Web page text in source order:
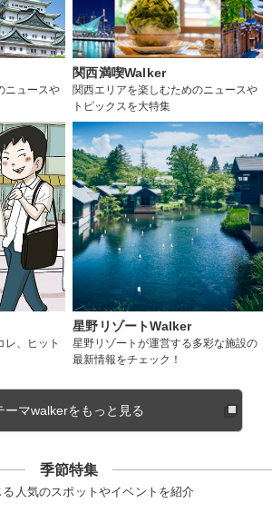
ニュースや
関西満喫Walker
関西エリアを楽しむためのニュースや
トピックスを大特集
レ、ヒット
星野リゾートWalker
星野リゾートが運営する多彩な施設の
最新情報をチェック！
ーマwalkerをもっと見る
季節特集
人気のスポットやイベントを紹介